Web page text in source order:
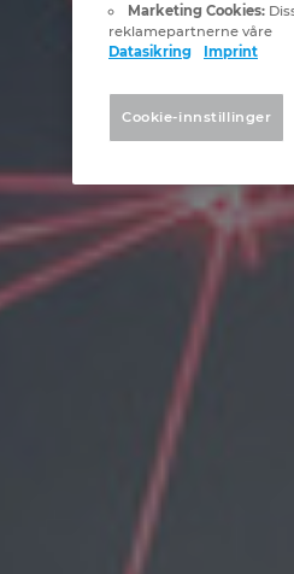
Marketing Cookies:
reklamepartnerne våre
Datasikring
Imprint
Cookie-innstillinger